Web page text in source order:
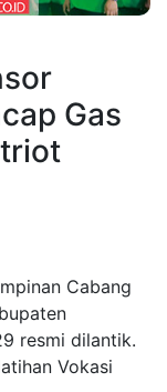
Gas
Cabang
resmi dilantik.
Vokasi